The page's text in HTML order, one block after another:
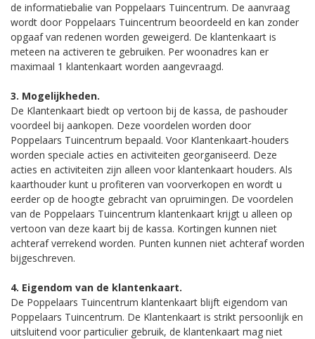
de informatiebalie van Poppelaars Tuincentrum. De aanvraag
wordt door Poppelaars Tuincentrum beoordeeld en kan zonder
opgaaf van redenen worden geweigerd. De klantenkaart is
meteen na activeren te gebruiken. Per woonadres kan er
maximaal 1 klantenkaart worden aangevraagd.
3. Mogelijkheden.
De Klantenkaart biedt op vertoon bij de kassa, de pashouder
voordeel bij aankopen. Deze voordelen worden door
Poppelaars Tuincentrum bepaald. Voor Klantenkaart-houders
worden speciale acties en activiteiten georganiseerd. Deze
acties en activiteiten zijn alleen voor klantenkaart houders. Als
kaarthouder kunt u profiteren van voorverkopen en wordt u
eerder op de hoogte gebracht van opruimingen. De voordelen
van de Poppelaars Tuincentrum klantenkaart krijgt u alleen op
vertoon van deze kaart bij de kassa. Kortingen kunnen niet
achteraf verrekend worden. Punten kunnen niet achteraf worden
bijgeschreven.
4. Eigendom van de klantenkaart.
De Poppelaars Tuincentrum klantenkaart blijft eigendom van
Poppelaars Tuincentrum. De Klantenkaart is strikt persoonlijk en
uitsluitend voor particulier gebruik, de klantenkaart mag niet